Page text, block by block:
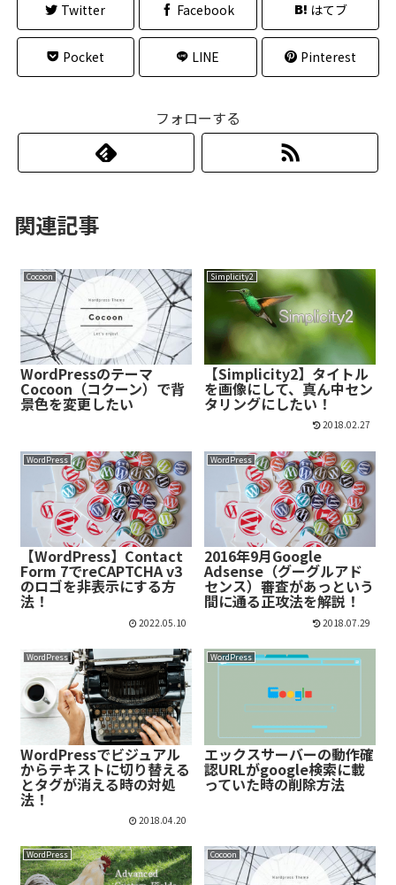
Twitter Facebook はてブ
Pocket LINE Pinterest
フォローする
関連記事
Cocoon
WordPressのテーマ
Cocoon（コクーン）で背
景色を変更したい
Simplicity2
【Simplicity2】タイトル
を画像にして、真ん中セン
タリングにしたい！
2018.02.27
WordPress
【WordPress】Contact
Form 7でreCAPTCHA v3
のロゴを非表示にする方
法！
2022.05.10
WordPress
2016年9月Google
Adsense（グーグルアド
センス）審査があっという
間に通る正攻法を解説！
2018.07.29
WordPress
WordPressでビジュアル
からテキストに切り替える
とタグが消える時の対処
法！
2018.04.20
WordPress
エックスサーバーの動作確
認URLがgoogle検索に載
っていた時の削除方法
WordPress Cocoon